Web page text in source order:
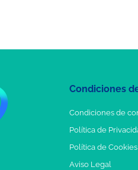
Condiciones
Condiciones de
Política de
Política de Cookies
Aviso Legal